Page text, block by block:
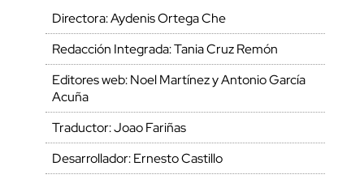
Directora: Aydenis Ortega Che
Redacción Integrada: Tania Cruz Remón
Editores web: Noel Martínez y Antonio García
Acuña
Traductor: Joao Fariñas
Desarrollador: Ernesto Castillo